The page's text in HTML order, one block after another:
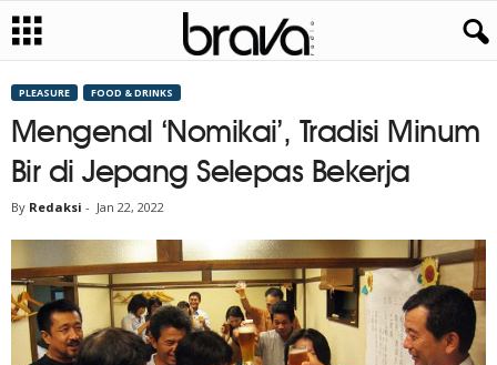
PLEASURE FOOD & DRINKS
Mengenal ‘Nomikai’, Tradisi Minum
Bir di Jepang Selepas Bekerja
By Redaksi - Jan 22, 2022